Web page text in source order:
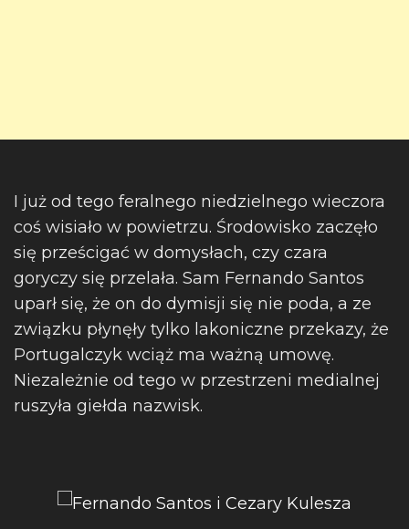
I już od tego feralnego niedzielnego wieczora
coś wisiało w powietrzu. Środowisko zaczęło
się prześcigać w domysłach, czy czara
goryczy się przelała. Sam Fernando Santos
uparł się, że on do dymisji się nie poda, a ze
związku płynęły tylko lakoniczne przekazy, że
Portugalczyk wciąż ma ważną umowę.
Niezależnie od tego w przestrzeni medialnej
ruszyła giełda nazwisk.